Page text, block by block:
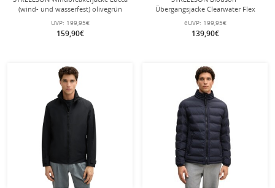
(wind- und wasserfest) olivegrün
Herren
UVP: 199,95€
159,90€
Übergangsjacke Clearwater Flex
(wind- und wasserfest) schwarz
Herren
eUVP: 199,95€
139,90€